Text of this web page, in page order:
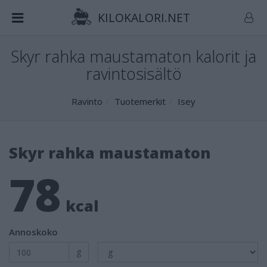
KILOKALORI.NET
Skyr rahka maustamaton kalorit ja
ravintosisältö
Ravinto Tuotemerkit Isey
Skyr rahka maustamaton
78 kcal
Annoskoko
g